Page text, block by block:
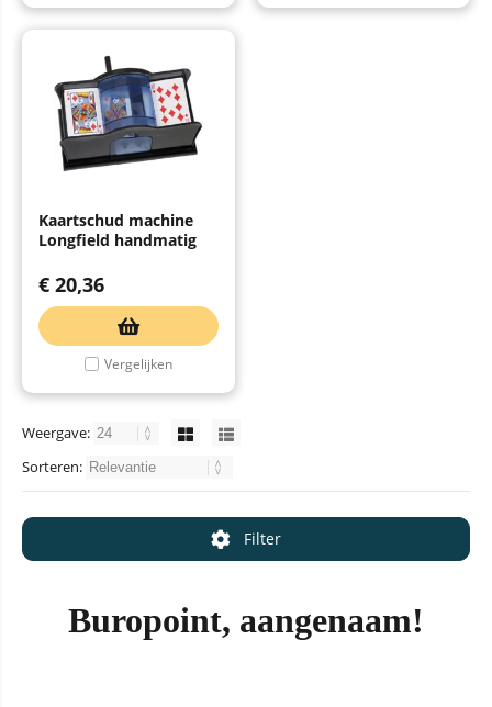
Kaartschud machine
Longfield handmatig
€ 20,36
Vergelijken
Weergave:
Sorteren:
Filter
Buropoint, aangenaam!